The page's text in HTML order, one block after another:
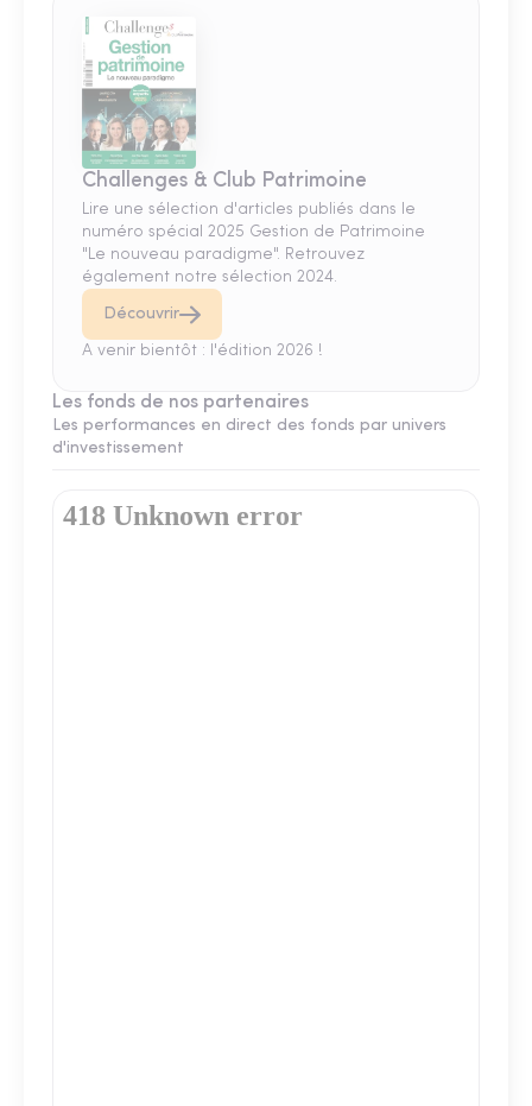
Challenges & Club Patrimoine
Lire une sélection d'articles publiés dans le
numéro spécial 2025 Gestion de Patrimoine
"Le nouveau paradigme". Retrouvez
également notre sélection 2024.
Découvrir
A venir bientôt : l'édition 2026 !
Les fonds de nos partenaires
Les performances en direct des fonds par univers
d'investissement